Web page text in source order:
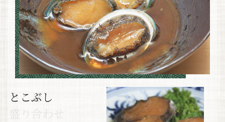
牛ハラミ焼き
さし身
​​​​​​​盛り合わせ
とこぶし
アジフライ